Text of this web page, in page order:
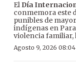
El Día
conmemora este
punibles de
indígenas en
violencia familiar,
Agosto 9, 2026 08:04